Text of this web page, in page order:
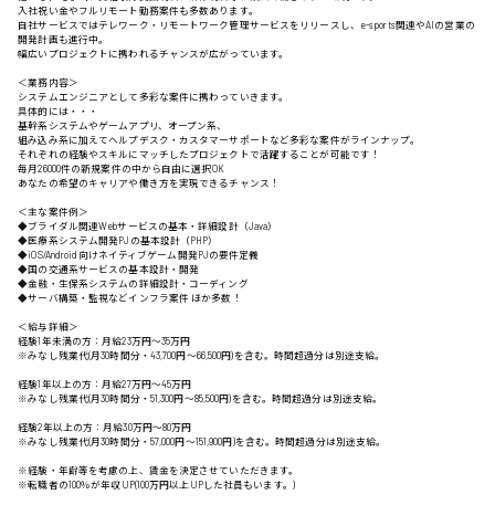
製造・軽作業・物流系
製造オペレーター
検品・包装・箱詰め
軽作業
介護・医療系
医師
広島市中区
広島市東区
時給1200円～
入社祝い金やフルリモート勤務案件も多数あります。
自社サービスではテレワーク・リモートワーク管理サービスをリリースし、e-sports関連やAIの営業の
開発計画も進行中。
幅広いプロジェクトに携われるチャンスが広がっています。
＜業務内容＞
システムエンジニアとして多彩な案件に携わっていきます。
具体的には・・・
基幹系システムやゲームアプリ、オープン系、
組み込み系に加えてヘルプデスク・カスタマーサポートなど多彩な案件がラインナップ。
それぞれの経験やスキルにマッチしたプロジェクトで活躍することが可能です！
毎月26000件の新規案件の中から自由に選択OK
あなたの希望のキャリアや働き方を実現できるチャンス！
＜主な案件例＞
◆ブライダル関連Webサービスの基本・詳細設計（Java）
◆医療系システム開発PJの基本設計（PHP）
◆iOS/Android向けネイティブゲーム開発PJの要件定義
◆国の交通系サービスの基本設計・開発
◆金融・生保系システムの詳細設計・コーディング
◆サーバ構築・監視などインフラ案件 ほか多数！
＜給与詳細＞
経験1年未満の方：月給23万円〜35万円
※みなし残業代(月30時間分・43,700円〜66,500円)を含む。時間超過分は別途支給。
経験1年以上の方：月給27万円〜45万円
※みなし残業代(月30時間分・51,300円〜85,500円)を含む。時間超過分は別途支給。
経験2年以上の方：月給30万円〜80万円
※みなし残業代(月30時間分・57,000円〜151,900円)を含む。時間超過分は別途支給。
※経験・年齢等を考慮の上、賃金を決定させていただきます。
※転職者の100％が年収UP(100万円以上UPした社員もいます。)